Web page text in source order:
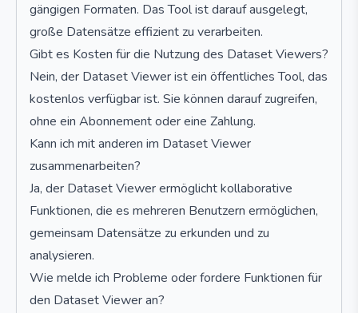
gängigen Formaten. Das Tool ist darauf ausgelegt,
große Datensätze effizient zu verarbeiten.
Gibt es Kosten für die Nutzung des Dataset Viewers?
Nein, der Dataset Viewer ist ein öffentliches Tool, das
kostenlos verfügbar ist. Sie können darauf zugreifen,
ohne ein Abonnement oder eine Zahlung.
Kann ich mit anderen im Dataset Viewer
zusammenarbeiten?
Ja, der Dataset Viewer ermöglicht kollaborative
Funktionen, die es mehreren Benutzern ermöglichen,
gemeinsam Datensätze zu erkunden und zu
analysieren.
Wie melde ich Probleme oder fordere Funktionen für
den Dataset Viewer an?